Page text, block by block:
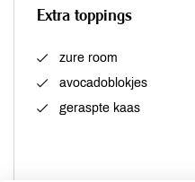
Extra toppings
zure room
avocadoblokjes
geraspte kaas